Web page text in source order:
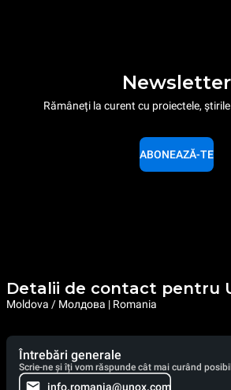
Newsletter
Rămâneți la curent cu proiectele,
ABONEAZĂ-TE
Detalii de contact pentru
Moldova / Молдова | Romania
Întrebări generale
Scrie-ne și îți vom răspunde cât mai curând
info.romania@unox.com